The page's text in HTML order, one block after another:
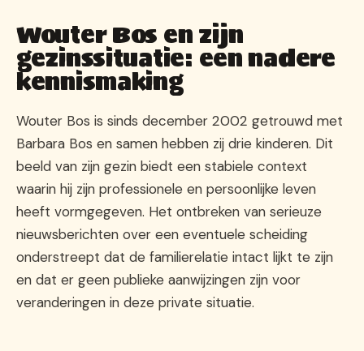
Wouter Bos en zijn
gezinssituatie: een nadere
kennismaking
Wouter Bos is sinds december 2002 getrouwd met
Barbara Bos en samen hebben zij drie kinderen. Dit
beeld van zijn gezin biedt een stabiele context
waarin hij zijn professionele en persoonlijke leven
heeft vormgegeven. Het ontbreken van serieuze
nieuwsberichten over een eventuele scheiding
onderstreept dat de familierelatie intact lijkt te zijn
en dat er geen publieke aanwijzingen zijn voor
veranderingen in deze private situatie.